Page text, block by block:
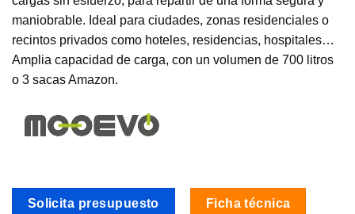
maniobrable. Ideal para ciudades, zonas residenciales o
recintos privados como hoteles, residencias, hospitales…
Amplia capacidad de carga, con un volumen de 700 litros
o 3 sacas Amazon.
Solicita presupuesto Ficha técnica